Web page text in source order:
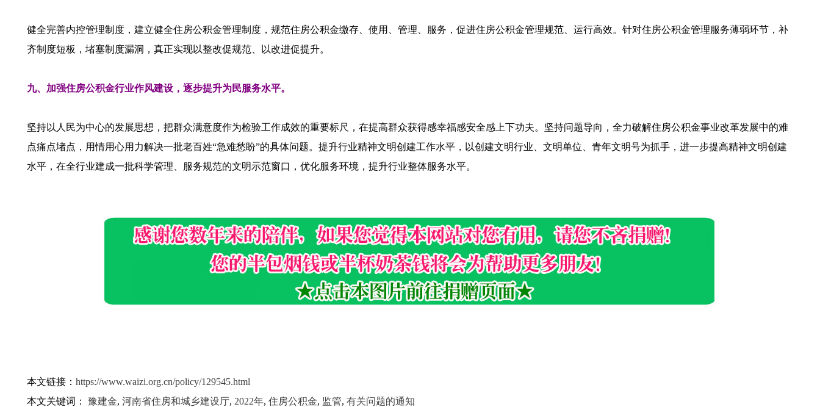
健全完善内控管理制度，建立健全住房公积金管理制度，规范住房公积金缴存、使用、管理、服务，促进住房公积金管理规范、运行高效。针对住房公积金管理服务薄弱环节，补
齐制度短板，堵塞制度漏洞，真正实现以整改促规范、以改进促提升。
九、加强住房公积金行业作风建设，逐步提升为民服务水平。
坚持以人民为中心的发展思想，把群众满意度作为检验工作成效的重要标尺，在提高群众获得感幸福感安全感上下功夫。坚持问题导向，全力破解住房公积金事业改革发展中的难
点痛点堵点，用情用心用力解决一批老百姓“急难愁盼”的具体问题。提升行业精神文明创建工作水平，以创建文明行业、文明单位、青年文明号为抓手，进一步提高精神文明创建
水平，在全行业建成一批科学管理、服务规范的文明示范窗口，优化服务环境，提升行业整体服务水平。
本文链接： https://www.waizi.org.cn/policy/129545.html
本文关键词： 豫建金, 河南省住房和城乡建设厅, 2022年, 住房公积金, 监管, 有关问题的通知